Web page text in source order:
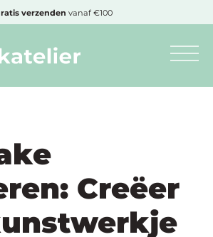
bij bestelling vanaf €50,-
Creëer